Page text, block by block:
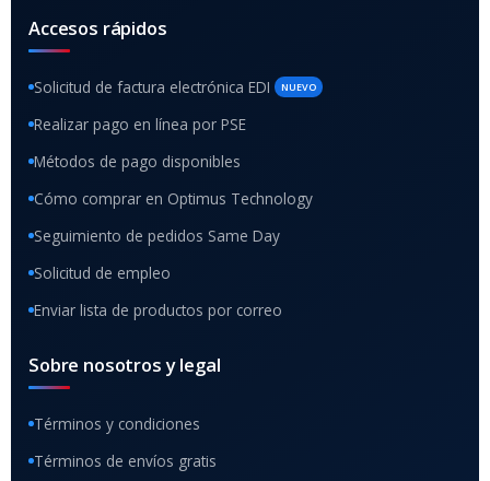
Accesos rápidos
Solicitud de factura electrónica EDI NUEVO
Realizar pago en línea por PSE
Métodos de pago disponibles
Cómo comprar en Optimus Technology
Seguimiento de pedidos Same Day
Solicitud de empleo
Enviar lista de productos por correo
Sobre nosotros y legal
Términos y condiciones
Términos de envíos gratis